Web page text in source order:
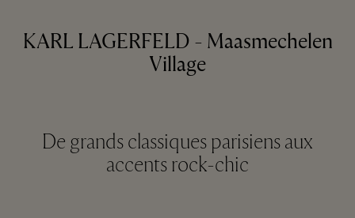
KARL LAGERFELD - Maasmechelen
Village
De grands classiques parisiens aux
accents rock-chic